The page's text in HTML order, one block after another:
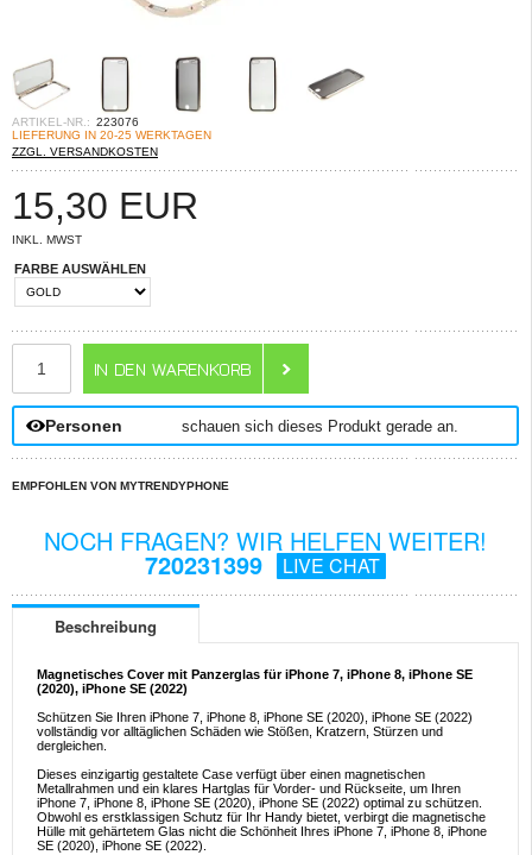
ARTIKEL-NR.: 223076
LIEFERUNG IN 20-25 WERKTAGEN
ZZGL. VERSANDKOSTEN
15,30 EUR
INKL. MWST
FARBE AUSWÄHLEN
Personen schauen sich dieses Produkt gerade an.
EMPFOHLEN VON MYTRENDYPHONE
NOCH FRAGEN? WIR HELFEN WEITER!
720231399 LIVE CHAT
Beschreibung
Magnetisches Cover mit Panzerglas für iPhone 7, iPhone 8, iPhone SE
(2020), iPhone SE (2022)
Schützen Sie Ihren iPhone 7, iPhone 8, iPhone SE (2020), iPhone SE (2022)
vollständig vor alltäglichen Schäden wie Stößen, Kratzern, Stürzen und
dergleichen.
Dieses einzigartig gestaltete Case verfügt über einen magnetischen
Metallrahmen und ein klares Hartglas für Vorder- und Rückseite, um Ihren
iPhone 7, iPhone 8, iPhone SE (2020), iPhone SE (2022) optimal zu schützen.
Obwohl es erstklassigen Schutz für Ihr Handy bietet, verbirgt die magnetische
Hülle mit gehärtetem Glas nicht die Schönheit Ihres iPhone 7, iPhone 8, iPhone
SE (2020), iPhone SE (2022).